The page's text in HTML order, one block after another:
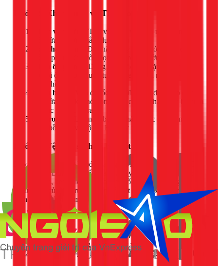
Bước 2: Khóa nước và Tháo ron cũ
Khóa van nước:
Tìm và khóa van cấp nước tổng cho
bồn rửa (thường nằm dưới gầm tủ).
Đặt chậu hứng:
Để chậu ngay bên dưới bộ xả để
hứng phần nước còn đọng lại trong đường ống.
Tháo ống thoát:
Dùng tay hoặc kìm vặn đai ốc nối bộ
xả với ống thoát nước tường theo chiều ngược kim
đồng hồ.
Tháo bộ xả:
Vặn đai ốc lớn giữ bộ xả dính vào đáy
bồn rửa. Sau khi nới lỏng, bạn có thể nhấc toàn bộ cụm
lọc rác và bầu xả ra.
Lấy ron cũ:
Lúc này, bạn sẽ thấy chiếc ron cũ nằm
giữa bồn rửa và bộ xả. Hãy lấy nó ra.
Bước 3: Vệ sinh sạch sẽ bề mặt
Đây là bước thường bị bỏ qua nhưng lại quyết định đến 50%
thành công. Dùng khăn ẩm và chất tẩy rửa nhẹ để lau sạch
mọi cặn bẩn, keo silicon cũ hoặc vết ố bám trên miệng lỗ
thoát nước của bồn rửa và trên bề mặt của bộ xả. Bề mặt càng
sạch và khô thì ron mới càng kín.
Bước 4: Lắp đặt ron mới
Đặt ron mới vào đúng vị trí trên bộ xả. Đảm bảo ron
nằm phẳng, không bị xoắn hay vênh.
Đưa bộ xả có gắn ron mới vào lại vị trí cũ dưới đáy bồn